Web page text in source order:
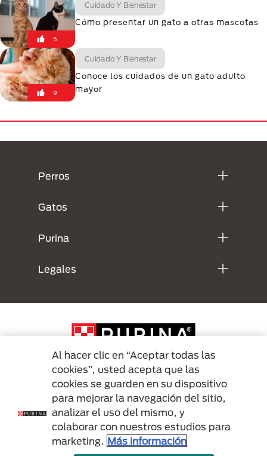
5
Cuidado Y Bienestar
Cómo presentar un gato a otras mascotas
9
Cuidado Y Bienestar
Conoce los cuidados de un gato adulto
mayor
Perros
Gatos
Purina
Legales
Menu Footer Secundario Purina
All Nestlé Purina trademarks owned by Société des Produits Nestlé S.A.,
Vevey, Switzerland or are used with permission.
Al hacer clic en “Aceptar todas las
cookies”, usted acepta que las
cookies se guarden en su dispositivo
para mejorar la navegación del sitio,
analizar el uso del mismo, y
colaborar con nuestros estudios para
marketing. Más información